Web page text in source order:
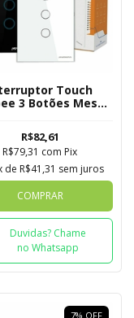
Touch
3 Botões Mesh
R$82,61
R$79,31 com Pix
de R$41,31 sem juros
COMPRAR
Duvidas? Chame
no Whatsapp
7% OFF